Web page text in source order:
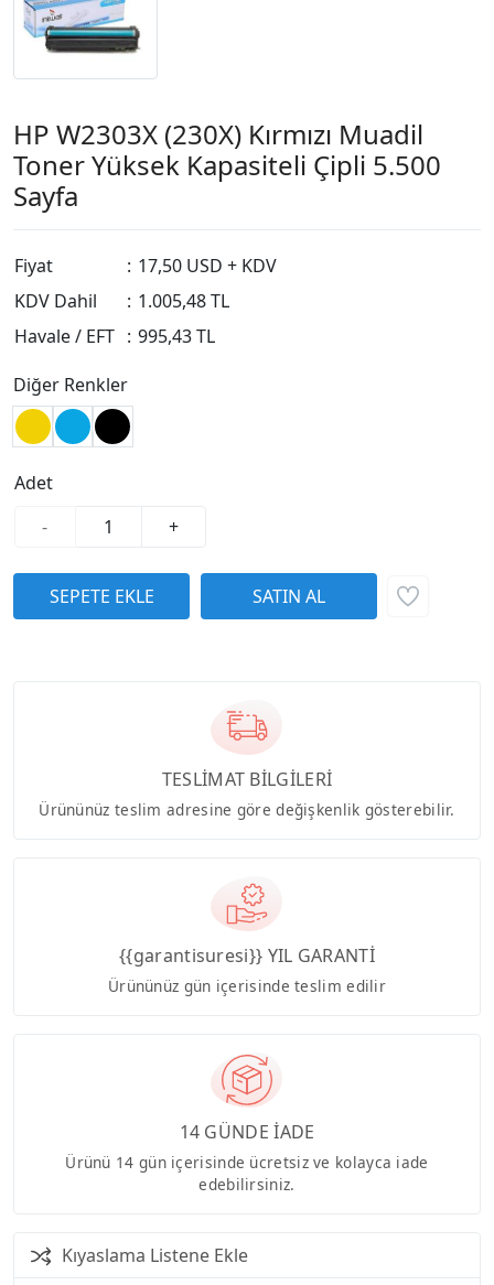
HP W2303X (230X) Kırmızı Muadil
Toner Yüksek Kapasiteli Çipli 5.500
Sayfa
Fiyat : 17,50 USD + KDV
KDV Dahil
: 1.005,48 TL
Havale / EFT : 995,43 TL
Diğer Renkler
Adet
-
+
TESLİMAT BİLGİLERİ
Ürününüz teslim adresine göre değişkenlik gösterebilir.
{{garantisuresi}} YIL GARANTİ
Ürününüz gün içerisinde teslim edilir
14 GÜNDE İADE
Ürünü 14 gün içerisinde ücretsiz ve kolayca iade
edebilirsiniz.
Kıyaslama Listene Ekle